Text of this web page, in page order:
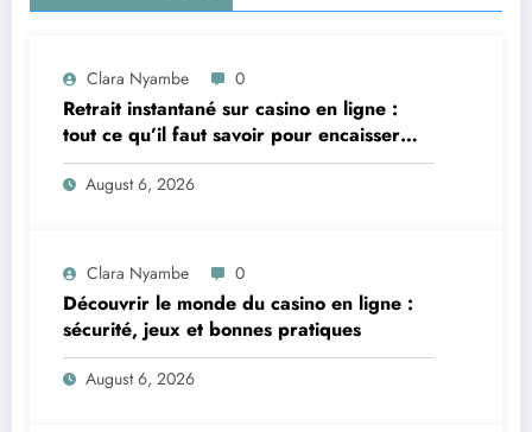
Clara Nyambe 0
Retrait instantané sur casino en ligne :
tout ce qu’il faut savoir pour encaisser
vite et sereinement
August 6, 2026
Clara Nyambe 0
Découvrir le monde du casino en ligne :
sécurité, jeux et bonnes pratiques
August 6, 2026